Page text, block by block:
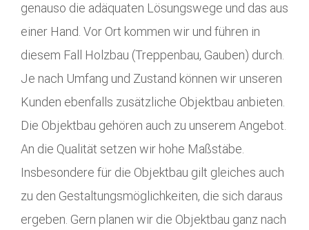
genauso die adäquaten Lösungswege und das aus
einer Hand. Vor Ort kommen wir und führen in
diesem Fall Holzbau (Treppenbau, Gauben) durch.
Je nach Umfang und Zustand können wir unseren
Kunden ebenfalls zusätzliche Objektbau anbieten.
Die Objektbau gehören auch zu unserem Angebot.
An die Qualität setzen wir hohe Maßstäbe.
Insbesondere für die Objektbau gilt gleiches auch
zu den Gestaltungsmöglichkeiten, die sich daraus
ergeben. Gern planen wir die Objektbau ganz nach